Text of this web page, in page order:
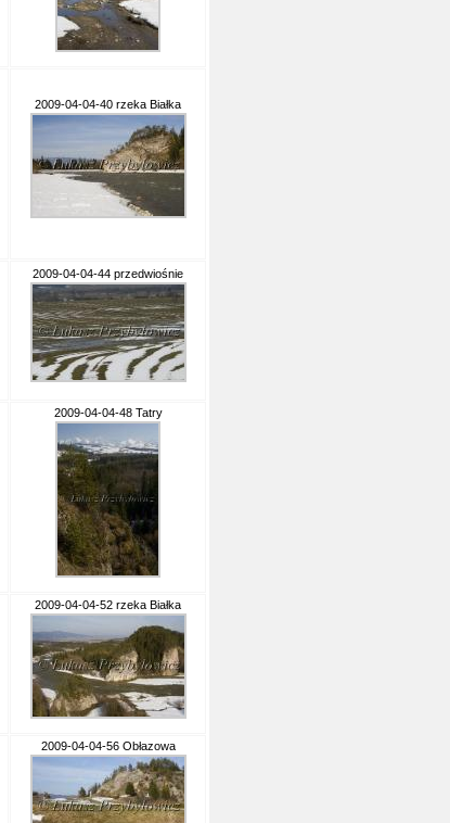
2009-04-04-40 rzeka Białka
2009-04-04-44 przedwiośnie
2009-04-04-48 Tatry
2009-04-04-52 rzeka Białka
2009-04-04-56 Obłazowa